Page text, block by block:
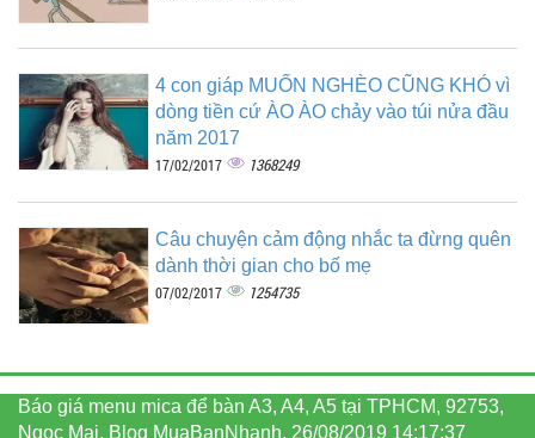
4 con giáp MUỐN NGHÈO CŨNG KHÓ vì
dòng tiền cứ ÀO ÀO chảy vào túi nửa đầu
năm 2017
17/02/2017 1368249
Câu chuyện cảm động nhắc ta đừng quên
dành thời gian cho bố mẹ
07/02/2017 1254735
Báo giá menu mica để bàn A3, A4, A5 tại TPHCM, 92753,
Ngọc Mai, Blog MuaBanNhanh, 26/08/2019 14:17:37